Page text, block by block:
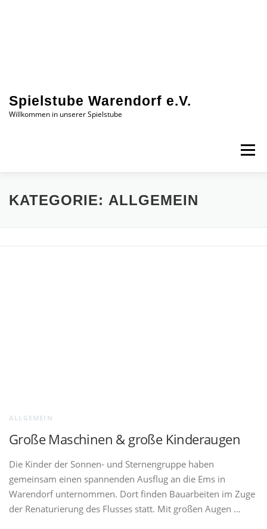
Spielstube Warendorf e.V.
Willkommen in unserer Spielstube
Menü
DAS SIND WIR EINBLICKE AKTUELLES
KATEGORIE: ALLGEMEIN
ALLGEMEIN
Große Maschinen & große Kinderaugen
Die Kinder der Sonnen- und Sternengruppe haben
gemeinsam einen spannenden Ausflug an die Ems in
Warendorf unternommen. Dort finden Bauarbeiten im Zuge
der Renaturierung des Flusses statt. Mit großen Augen …